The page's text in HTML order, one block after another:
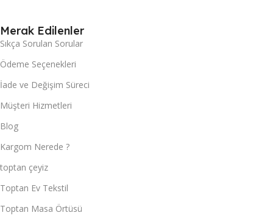
Merak Edilenler
Sıkça Sorulan Sorular
Ödeme Seçenekleri
İade ve Değişim Süreci
Müşteri Hizmetleri
Blog
Kargom Nerede ?
toptan çeyiz
Toptan Ev Tekstil
Toptan Masa Örtüsü